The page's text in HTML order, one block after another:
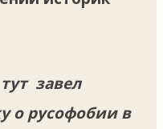
завел
о русофобии в